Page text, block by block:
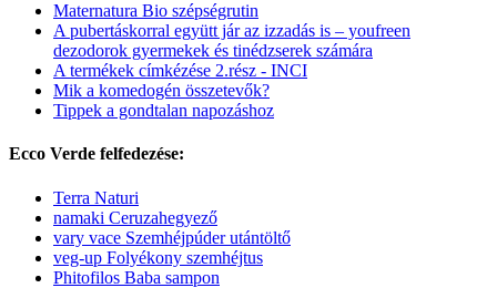
Maternatura Bio szépségrutin
A pubertáskorral együtt jár az izzadás is – youfreen
dezodorok gyermekek és tinédzserek számára
A termékek címkézése 2.rész - INCI
Mik a komedogén összetevők?
Tippek a gondtalan napozáshoz
Ecco Verde felfedezése:
Terra Naturi
namaki Ceruzahegyező
vary vace Szemhéjpúder utántöltő
veg-up Folyékony szemhéjtus
Phitofilos Baba sampon